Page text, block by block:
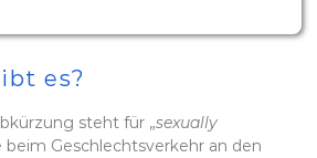
es?
steht für „sexually
beim Geschlechtsverkehr an den